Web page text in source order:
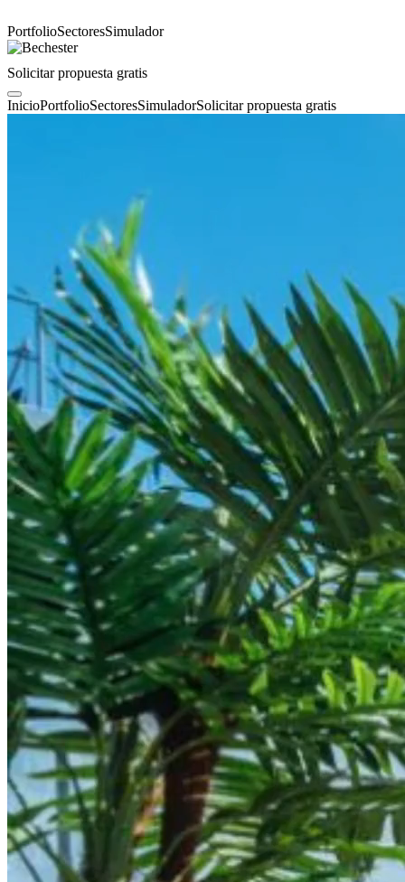
PortfolioSectoresSimulador
Solicitar propuesta gratis
InicioPortfolioSectoresSimuladorSolicitar propuesta gratis